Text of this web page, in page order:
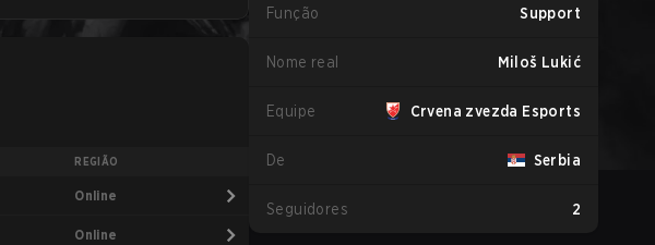
REGIÃO
Online
Online
Função Support
Nome real Miloš Lukić
Equipe Crvena zvezda Esports
De Serbia
Seguidores 2